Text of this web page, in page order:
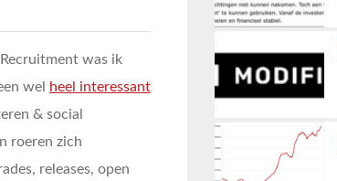
was ik
wel
heel interessant
& social
roeren zich
releases, open